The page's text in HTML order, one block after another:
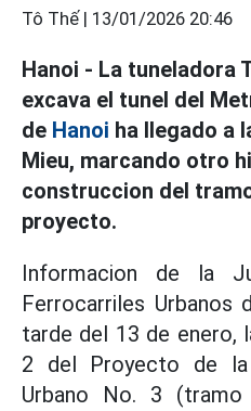
Tô Thế | 13/01/2026 20:46
Hanoi - La tuneladora
excava el tunel del
de Hanoi ha llegado a
Mieu, marcando otro
construccion del
proyecto.
Informacion de la
Ferrocarriles Urbanos
tarde del 13 de enero,
2 del Proyecto de la
Urbano No. 3